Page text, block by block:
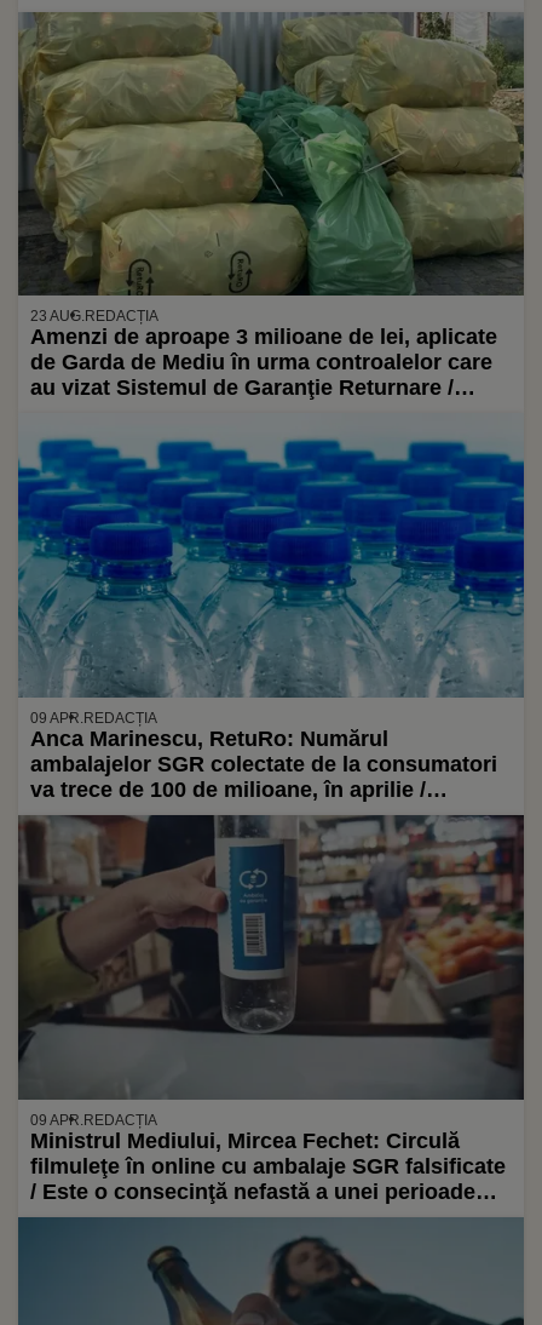
23 AUG.REDACȚIA
Amenzi de aproape 3 milioane de lei, aplicate
de Garda de Mediu în urma controalelor care
au vizat Sistemul de Garanţie Returnare /
09 APR.REDACȚIA
Anca Marinescu, RetuRo: Numărul
ambalajelor SGR colectate de la consumatori
va trece de 100 de milioane, în aprilie /
Inițiativa ajută mediul: În fiecare zi apele
Dunării sunt poluate cu 150 de kg de PET-uri
09 APR.REDACȚIA
Ministrul Mediului, Mircea Fechet: Circulă
filmuleţe în online cu ambalaje SGR falsificate
/ Este o consecinţă nefastă a unei perioade
lungi de tranziţie